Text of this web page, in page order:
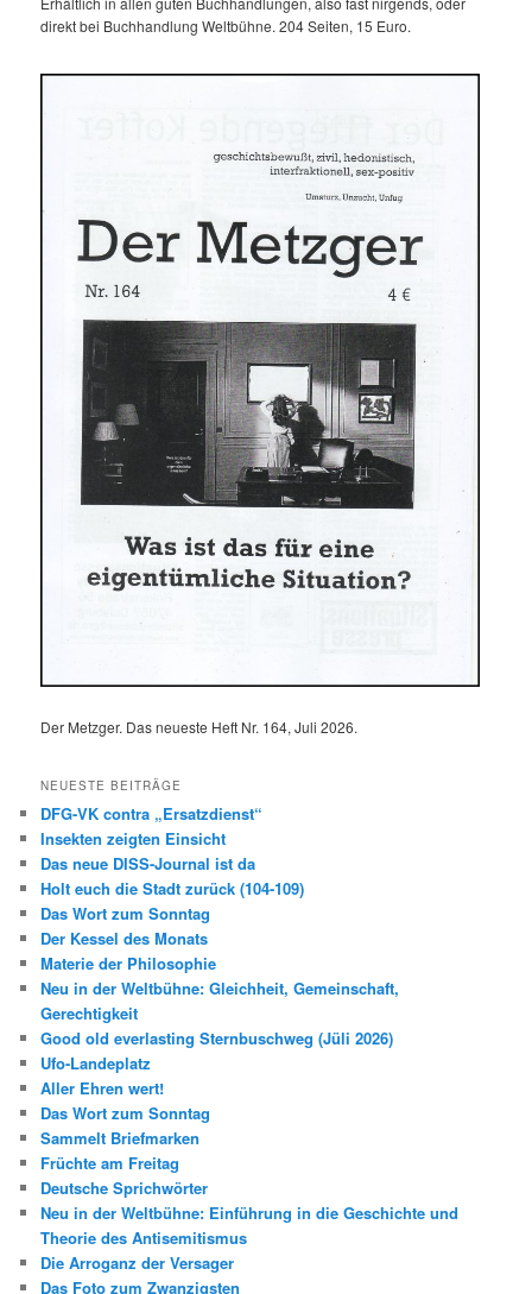
direkt bei Buchhandlung Weltbühne. 204 Seiten, 15 Euro.
Der Metzger. Das neueste Heft Nr. 164, Juli 2026.
NEUESTE BEITRÄGE
DFG-VK contra „Ersatzdienst“
Insekten zeigten Einsicht
Das neue DISS-Journal ist da
Holt euch die Stadt zurück (104-109)
Das Wort zum Sonntag
Der Kessel des Monats
Materie der Philosophie
Neu in der Weltbühne: Gleichheit, Gemeinschaft,
Gerechtigkeit
Good old everlasting Sternbuschweg (Jüli 2026)
Ufo-Landeplatz
Aller Ehren wert!
Das Wort zum Sonntag
Sammelt Briefmarken
Früchte am Freitag
Deutsche Sprichwörter
Neu in der Weltbühne: Einführung in die Geschichte und
Theorie des Antisemitismus
Die Arroganz der Versager
Das Foto zum Zwanzigsten